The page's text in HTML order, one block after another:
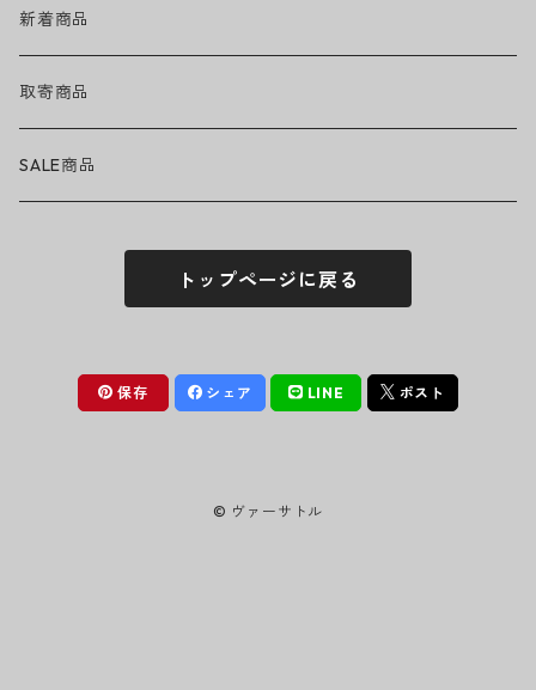
GREEN DAY
GUNS N' ROSES
LADY GAGA
MICHAEL JACKSON
MY CHEMICAL ROMANCE
トラック
ヘルメット・プロテクター
アクセサリー・小物
キャップ
ハット
ネックウェア
トップス
Tシャツ・ロングTシャツ
ボトムス
パンツ・ズボン
ハードグッズ
バッグ・ポーチ
サングラス
フィギュア
新着商品
取寄商品
SALE商品
トップページに戻る
保存 シェア LINE ポスト
© ヴァーサトル